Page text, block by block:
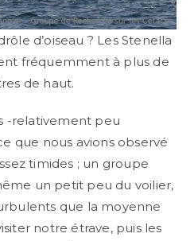
d’oiseau ? Les Stenella
fréquemment à plus de
de haut.
-relativement peu
que nous avions observé
timides ; un groupe
un petit peu du voilier,
que la moyenne
notre étrave, puis les